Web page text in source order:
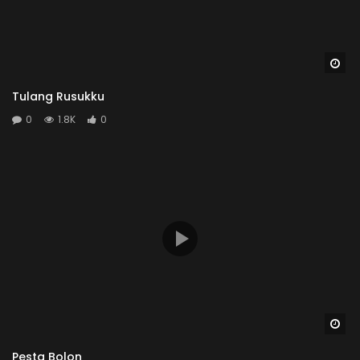
Tulang Rusukku
0 1.8K 0
Pesta Bolon